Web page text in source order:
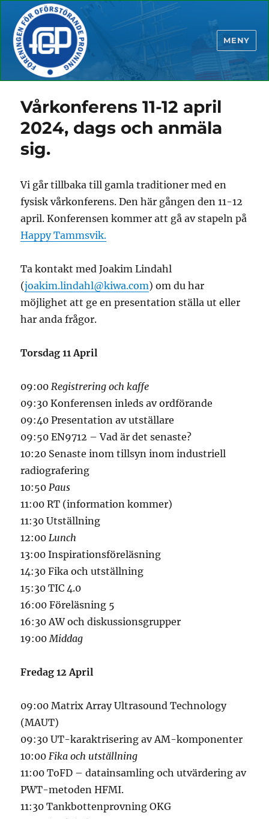
MENY
Vårkonferens 11-12 april
2024, dags och anmäla
sig.
Vi går tillbaka till gamla traditioner med en
fysisk vårkonferens. Den här gången den 11-12
april. Konferensen kommer att gå av stapeln på
Happy Tammsvik.
Ta kontakt med Joakim Lindahl
(joakim.lindahl@kiwa.com) om du har
möjlighet att ge en presentation ställa ut eller
har anda frågor.
Torsdag 11 April
09:00 Registrering och kaffe
09:30 Konferensen inleds av ordförande
09:40 Presentation av utställare
09:50 EN9712 – Vad är det senaste?
10:20 Senaste inom tillsyn inom industriell
radiografering
10:50 Paus
11:00 RT (information kommer)
11:30 Utställning
12:00 Lunch
13:00 Inspirationsföreläsning
14:30 Fika och utställning
15:30 TIC 4.0
16:00 Föreläsning 5
16:30 AW och diskussionsgrupper
19:00 Middag
Fredag 12 April
09:00 Matrix Array Ultrasound Technology
(MAUT)
09:30 UT-karaktrisering av AM-komponenter
10:00 Fika och utställning
11:00 ToFD – datainsamling och utvärdering av
PWT-metoden HFMI.
11:30 Tankbottenprovning OKG